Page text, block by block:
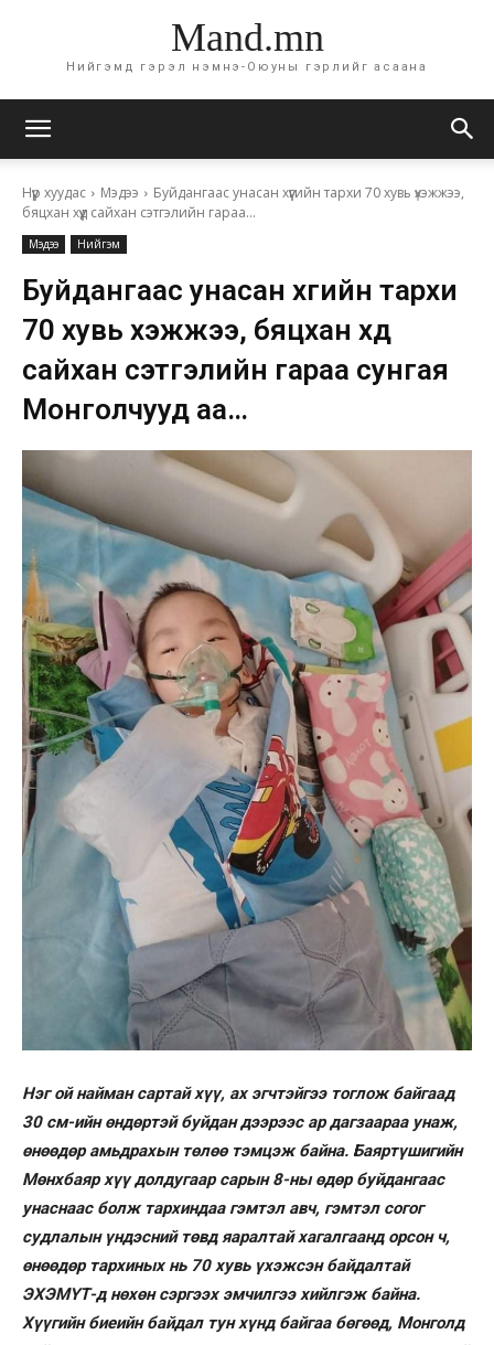
Mand.mn
Нийгэмд гэрэл нэмнэ-Оюуны гэрлийг асаана
Нүүр хуудас Мэдээ
Буйдангаас унасан хүүгийн тархи 70 хувь үхэжжээ,
бяцхан хүүд сайхан сэтгэлийн гараа...
Мэдээ Нийгэм
Буйдангаас унасан хүүгийн тархи
70 хувь үхэжжээ, бяцхан хүүд
сайхан сэтгэлийн гараа сунгая
Монголчууд аа…
Нэг ой найман сартай хүү, ах эгчтэйгээ тоглож байгаад
30 см-ийн өндөртэй буйдан дээрээс ар дагзаараа унаж,
өнөөдөр амьдрахын төлөө тэмцэж байна. Баяртүшигийн
Мөнхбаяр хүү долдугаар сарын 8-ны өдөр буйдангаас
унаснаас болж тархиндаа гэмтэл авч, гэмтэл согог
судлалын үндэсний төвд яаралтай хагалгаанд орсон ч,
өнөөдөр тархиных нь 70 хувь үхэжсэн байдалтай
ЭХЭМҮТ-д нөхөн сэргээх эмчилгээ хийлгэж байна.
Хүүгийн биеийн байдал тун хүнд байгаа бөгөөд, Монголд